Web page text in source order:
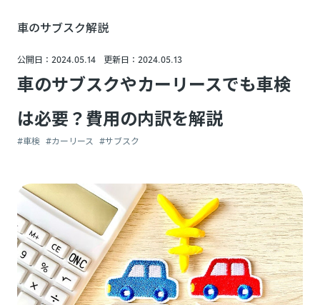
車のサブスク解説
公開日：2024.05.14 更新日：2024.05.13
車のサブスクやカーリースでも車検
は必要？費用の内訳を解説
#車検 #カーリース #サブスク